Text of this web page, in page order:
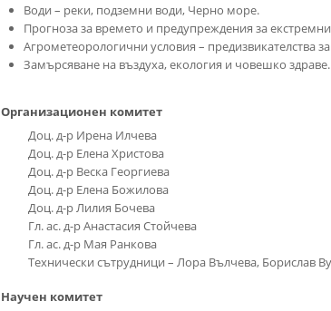
Води – реки, подземни води, Черно море.
Прогноза за времето и предупреждения за
Агрометеорологични условия – предизвикателства
Замърсяване на въздуха, екология и човешко здраве.
Организационен комитет
Доц. д-р Ирена Илчева
Доц. д-р Елена Христова
Доц. д-р Веска Георгиева
Доц. д-р Елена Божилова
Доц. д-р Лилия Бочева
Гл. ас. д-р Анастасия Стойчева
Гл. ас. д-р Мая Ранкова
Технически сътрудници – Лора Вълчева, Борислав
Научен комитет